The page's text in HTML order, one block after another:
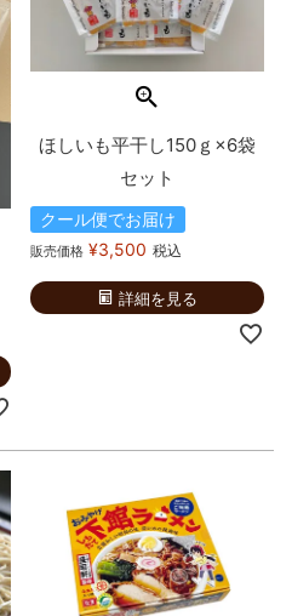
ほしいも平干し150ｇ×6袋
セット
クール便でお届け
販売価格 ¥3,500 税込
詳細を見る